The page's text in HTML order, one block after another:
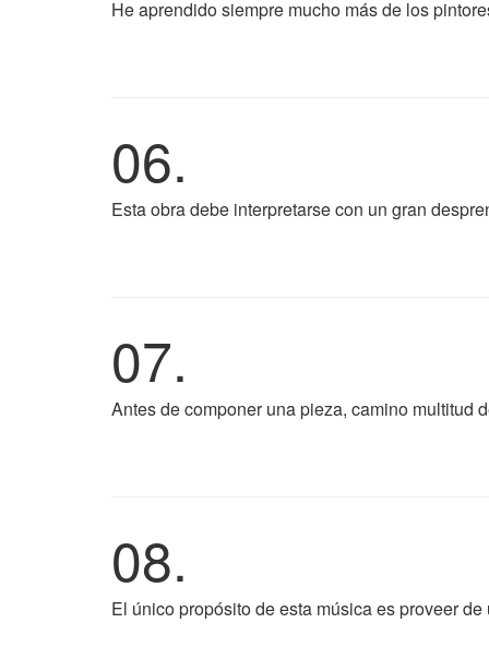
He aprendido siempre mucho más de los
06.
Esta obra debe interpretarse con un gran
07.
Antes de componer una pieza, camino multitud
08.
El único propósito de esta música es proveer